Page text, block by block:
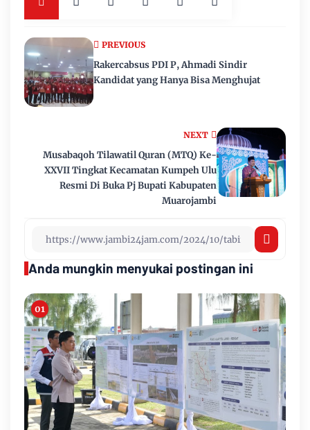
NEXT
Musabaqoh Tilawatil Quran (MTQ) Ke-
XXVII Tingkat Kecamatan Kumpeh Ulu
Resmi Di Buka Pj Bupati Kabupaten
Muarojambi
PREVIOUS
Rakercabsus PDI P, Ahmadi Sindir
Kandidat yang Hanya Bisa Menghujat
Anda mungkin menyukai postingan ini